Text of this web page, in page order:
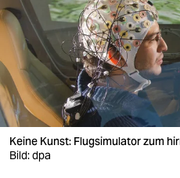
berlin
nord
wahrheit
verlag
verlag
Keine Kunst: Flugsimulator zum
Bild: dpa